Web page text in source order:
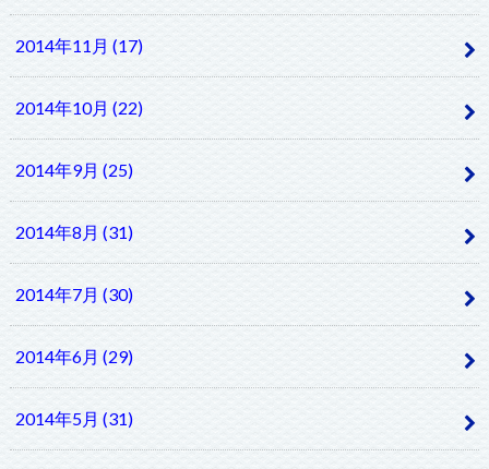
2014年11月 (17)
2014年10月 (22)
2014年9月 (25)
2014年8月 (31)
2014年7月 (30)
2014年6月 (29)
2014年5月 (31)